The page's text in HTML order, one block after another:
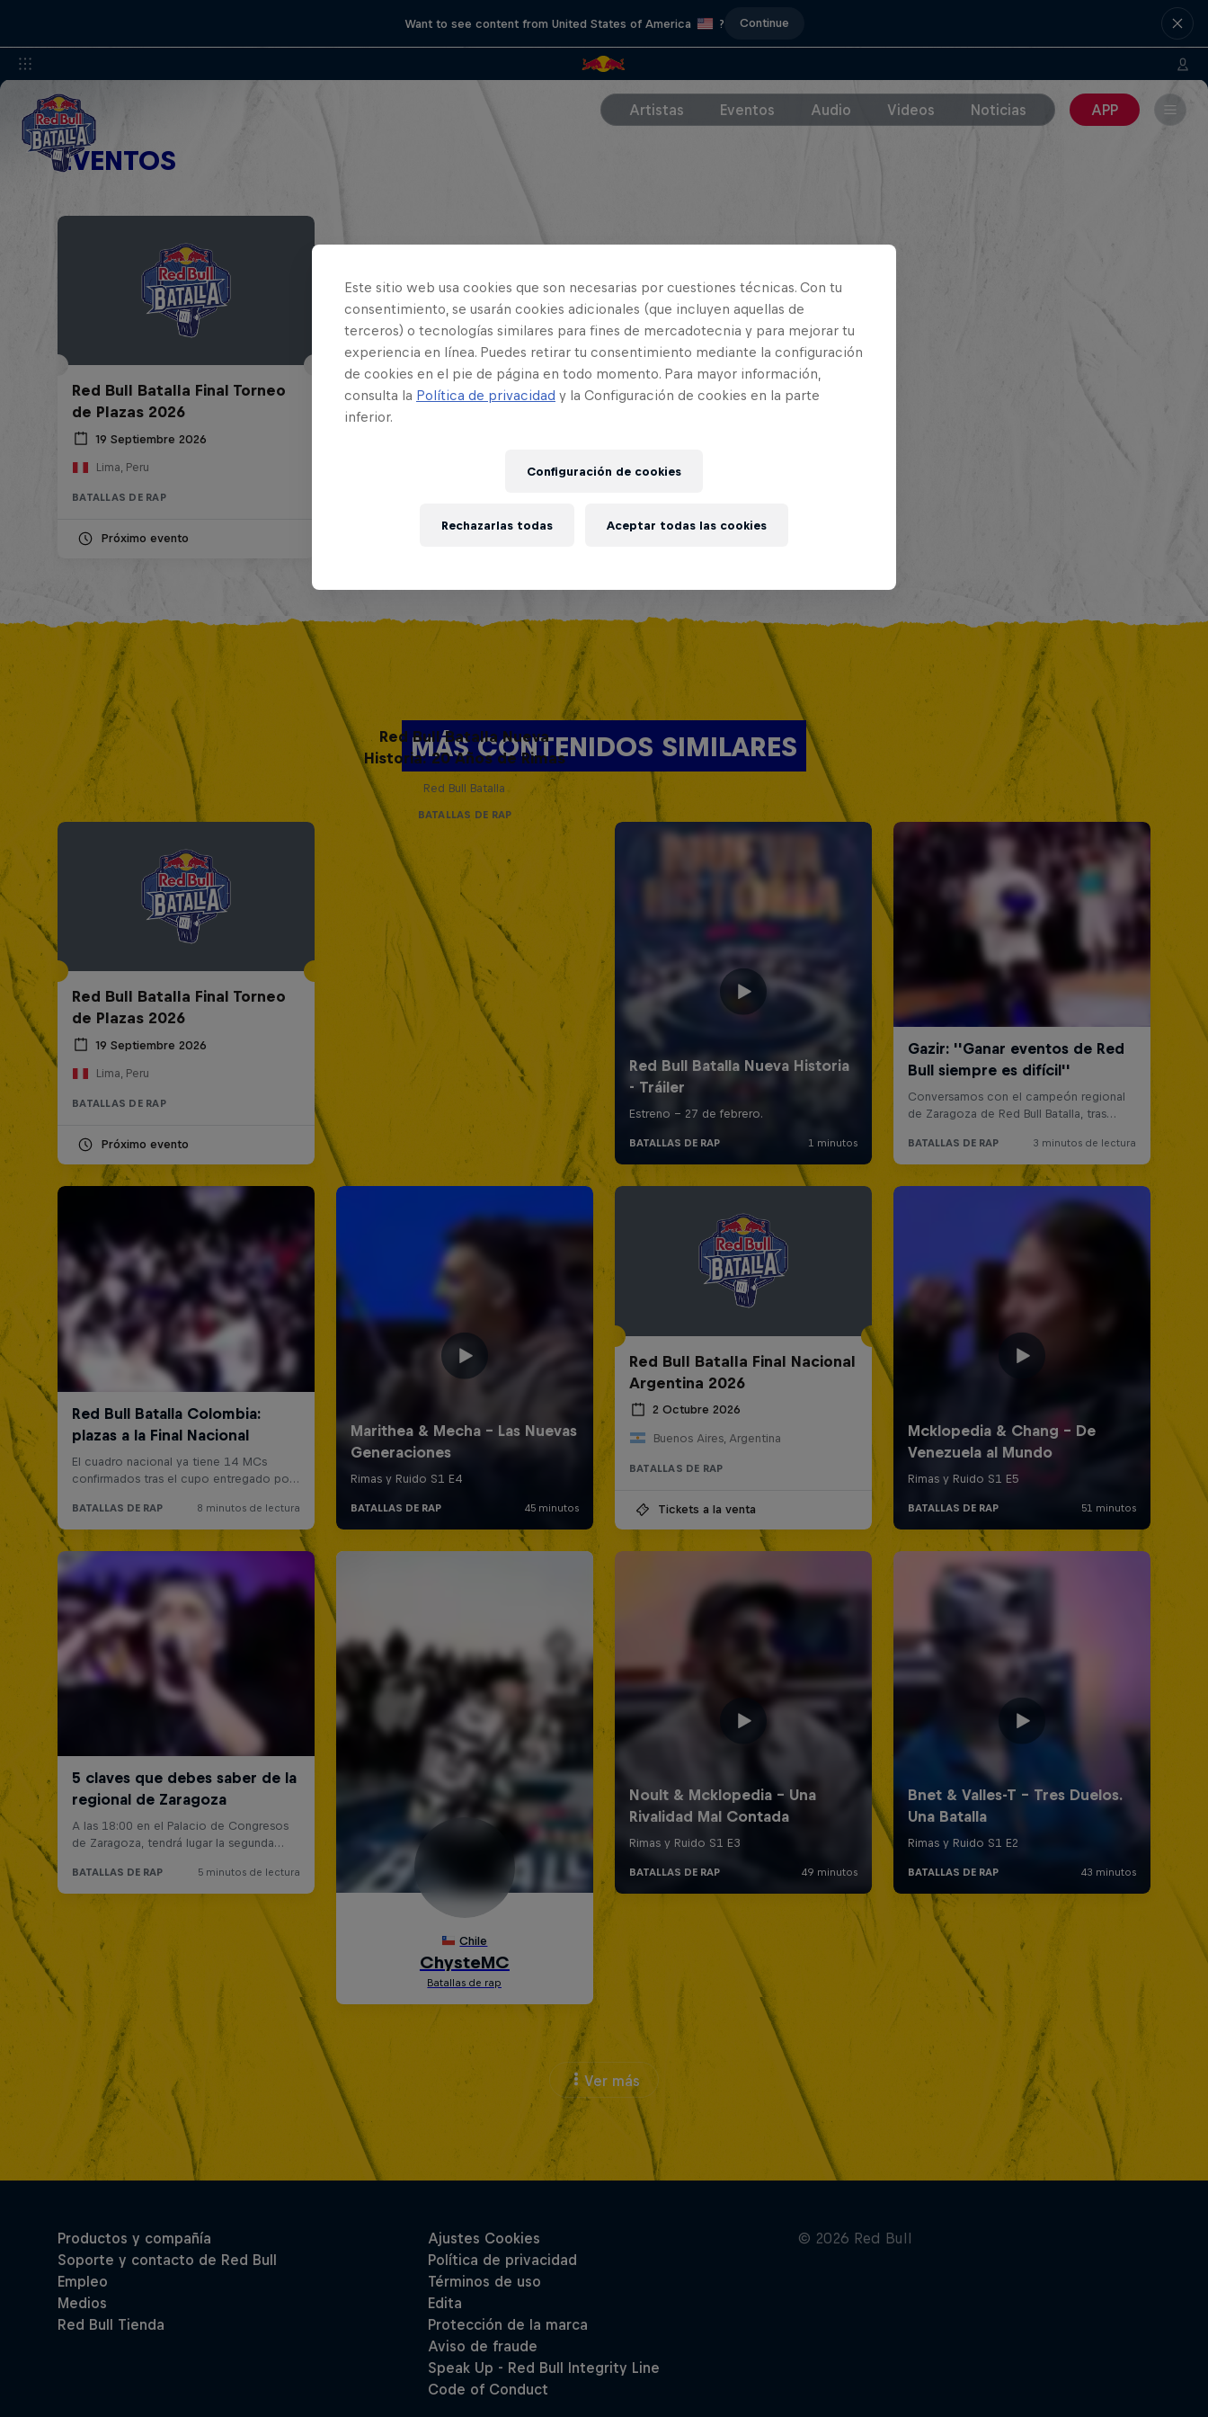
Want to see content from United States of America ? Continue
Artistas Eventos Audio Videos Noticias APP
EVENTOS
Red Bull Batalla Final Torneo
de Plazas 2026
19 Septiembre 2026
Lima, Peru
BATALLAS DE RAP
Próximo evento
MÁS CONTENIDOS SIMILARES
Red Bull Batalla Final Torneo
de Plazas 2026
19 Septiembre 2026
Lima, Peru
BATALLAS DE RAP
Próximo evento
Red Bull Batalla Nueva
Historia: 20 Años de Rimas
Red Bull Batalla
BATALLAS DE RAP
Red Bull Batalla Final Nacional
Argentina 2026
2 Octubre 2026
Buenos Aires, Argentina
BATALLAS DE RAP
Tickets a la venta
Ver más
Este sitio web usa cookies que son necesarias por cuestiones técnicas. Con tu
consentimiento, se usarán cookies adicionales (que incluyen aquellas de
terceros) o tecnologías similares para fines de mercadotecnia y para mejorar tu
experiencia en línea. Puedes retirar tu consentimiento mediante la configuración
de cookies en el pie de página en todo momento. Para mayor información,
consulta la Política de privacidad y la Configuración de cookies en la parte
inferior.
Configuración de cookies
Rechazarlas todas Aceptar todas las cookies